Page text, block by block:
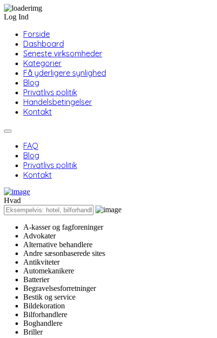
Log Ind
Forside
Dashboard
Seneste virksomheder
Kategorier
Få yderligere synlighed
Blog
Privatlivs politik
Handelsbetingelser
Kontakt
FAQ
Blog
Privatlivs politik
Kontakt
Hvad
A-kasser og fagforeninger
Advokater
Alternative behandlere
Andre sæsonbaserede sites
Antikviteter
Automekanikere
Batterier
Begravelsesforretninger
Bestik og service
Bildekoration
Bilforhandlere
Boghandlere
Briller